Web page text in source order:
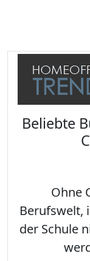
Beliebte
Ohne
Berufswelt,
der Schule